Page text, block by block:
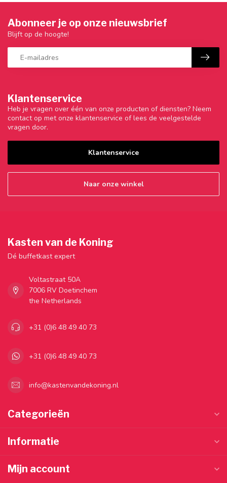
Klantenservice
Heb je vragen over één van onze producten of diensten? Neem
contact op met onze klantenservice of lees de veelgestelde
vragen door.
Klantenservice
Naar onze winkel
Abonneer je op onze nieuwsbrief
Blijft op de hoogte!
Kasten van de Koning
Dé buffetkast expert
Voltastraat 50A
7006 RV Doetinchem
the Netherlands
+31 (0)6 48 49 40 73
+31 (0)6 48 49 40 73
info@kastenvandekoning.nl
Categorieën
Informatie
Mijn account